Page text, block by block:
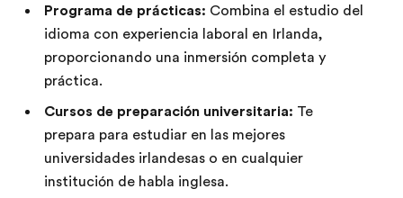
Programa de prácticas: Combina el estudio del
idioma con experiencia laboral en Irlanda,
proporcionando una inmersión completa y
práctica.
Cursos de preparación universitaria: Te
prepara para estudiar en las mejores
universidades irlandesas o en cualquier
institución de habla inglesa.